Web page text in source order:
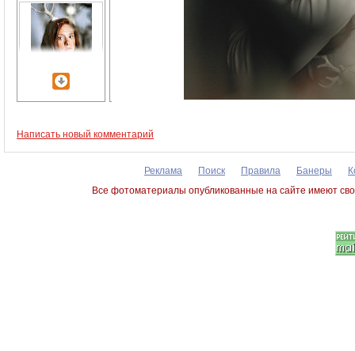
Написать новый комментарий
Реклама Поиск Правила Банеры
Все фотоматериалы опубликованные на сайте имеют